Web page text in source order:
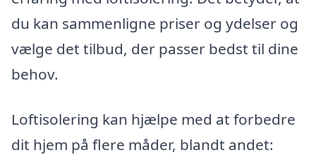
du kan sammenligne priser og ydelser og
vælge det tilbud, der passer bedst til dine
behov.
Loftisolering kan hjælpe med at forbedre
dit hjem på flere måder, blandt andet: